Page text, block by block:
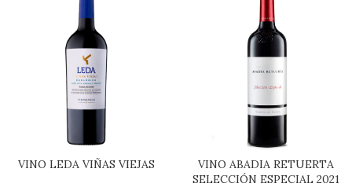
VINO LEDA VIÑAS VIEJAS
VINO ABADIA RETUERTA
SELECCIÓN ESPECIAL 2021